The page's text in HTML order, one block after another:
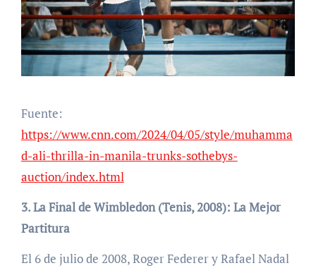
Fuente:
https://www.cnn.com/2024/04/05/style/muhamma
d-ali-thrilla-in-manila-trunks-sothebys-
auction/index.html
3. La Final de Wimbledon (Tenis, 2008): La Mejor
Partitura
El 6 de julio de 2008, Roger Federer y Rafael Nadal